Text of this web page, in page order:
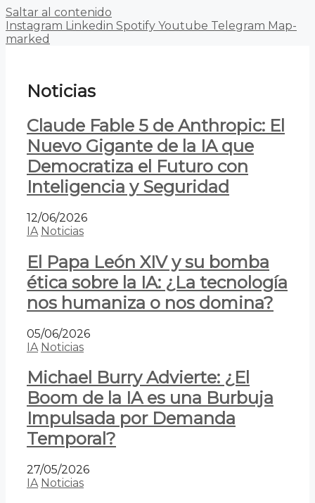
Saltar al contenido
Instagram Linkedin Spotify Youtube Telegram Map-
marked
Noticias
Claude Fable 5 de Anthropic: El
Nuevo Gigante de la IA que
Democratiza el Futuro con
Inteligencia y Seguridad
12/06/2026
IA Noticias
El Papa León XIV y su bomba
ética sobre la IA: ¿La tecnología
nos humaniza o nos domina?
05/06/2026
IA Noticias
Michael Burry Advierte: ¿El
Boom de la IA es una Burbuja
Impulsada por Demanda
Temporal?
27/05/2026
IA Noticias